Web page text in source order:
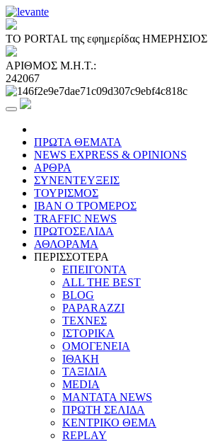
ΤΟ PORTAL της εφημερίδας ΗΜΕΡΗΣΙΟΣ
ΑΡΙΘΜΟΣ Μ.Η.Τ.:
242067
ΠΡΩΤΑ ΘΕΜΑΤΑ
NEWS EXPRESS & OPINIONS
ΑΡΘΡΑ
ΣΥΝΕΝΤΕΥΞΕΙΣ
ΤΟΥΡΙΣΜΟΣ
ΙΒΑΝ Ο ΤΡΟΜΕΡΟΣ
TRAFFIC NEWS
ΠΡΩΤΟΣΕΛΙΔΑ
ΑΘΛΟΡΑΜΑ
ΠΕΡΙΣΣΟΤΕΡΑ
ΕΠΕΙΓΟΝΤΑ
ALL THE BEST
BLOG
PAPARAZZI
ΤΕΧΝΕΣ
ΙΣΤΟΡΙΚΑ
ΟΜΟΓΕΝΕΙΑ
ΙΘΑΚΗ
ΤΑΞΙΔΙΑ
MEDIA
MANTATA NEWS
ΠΡΩΤΗ ΣΕΛΙΔΑ
ΚΕΝΤΡΙΚΟ ΘΕΜΑ
REPLAY